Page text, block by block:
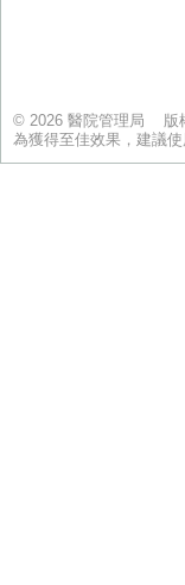
© 2026 醫院管理局
為獲得至佳效果，建議